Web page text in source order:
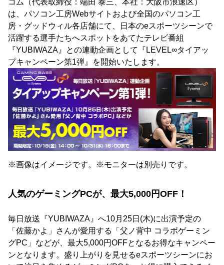
コム（代表取締役：端田 泰三、本社：大阪市浪速区）
は、パソコン工房Webサイトおよび全国のパソコン工
房・グッドウィル各店舗にて、日本のeスポーツシーンで
活躍する選手たちへスポットをあてたテレビ番組
『YUBIWAZA』との連動企画として『LEVEL∞タイアッ
プキャンペーン第1弾』を開始いたします。
※画像はイメージです。※モニターは別売りです。
人気のゲーミングPCが、最大5,000円OFF！
毎日放送『YUBIWAZA』へ10月25日(木)に出演予定の
「佐藤かよ」さんが愛用する「父ノ背中 コラボゲーミン
グPC」などが、最大5,000円OFFとなるお得なキャンペー
ンとなります。盛り上がりを見せるeスポーツシーンにお